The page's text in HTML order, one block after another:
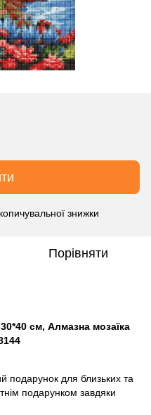
знижки
Порівняти
30*40 см, Алмазна мозаїка
для близьких та
подарунком завдяки